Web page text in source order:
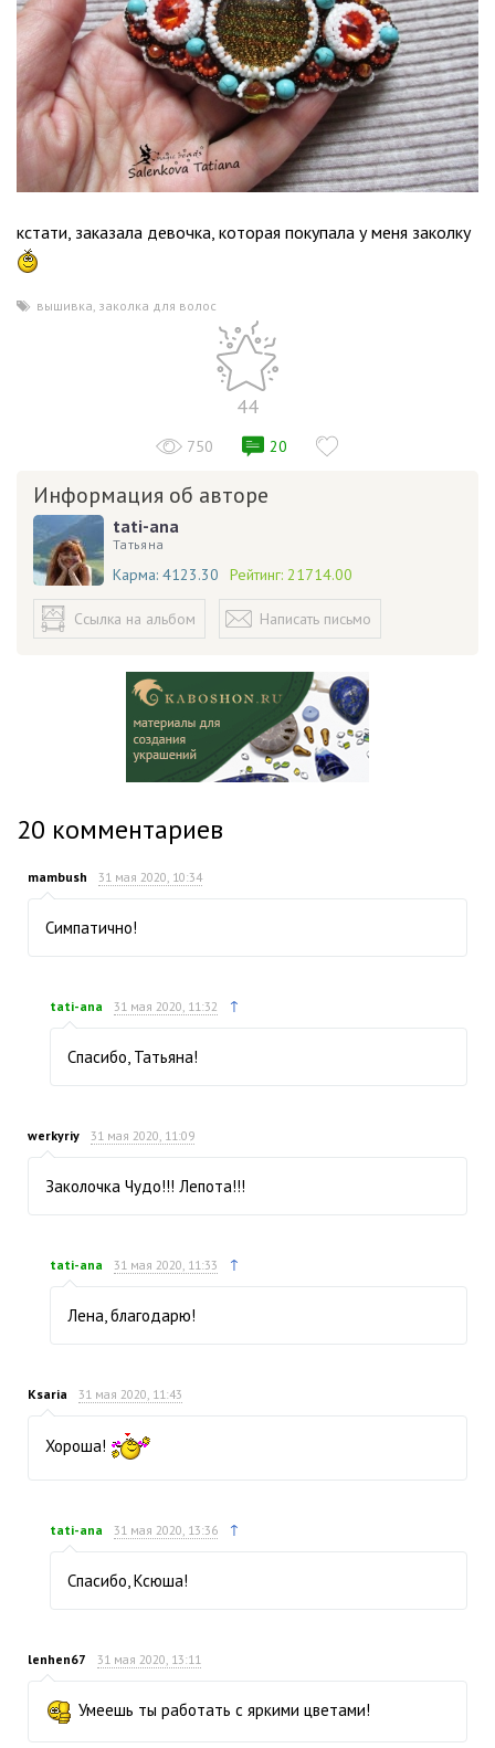
кстати, заказала девочка, которая покупала у меня заколку
вышивка, заколка для волос
44
750 20
Информация об авторе
tati-ana
Татьяна
Карма: 4123.30 Рейтинг: 21714.00
Ссылка на альбом Написать письмо
20 комментариев
mambush 31 мая 2020, 10:34
Симпатично!
tati-ana 31 мая 2020, 11:32 ↑
Спасибо, Татьяна!
werkyriy 31 мая 2020, 11:09
Заколочка Чудо!!! Лепота!!!
tati-ana 31 мая 2020, 11:33 ↑
Лена, благодарю!
Ksaria 31 мая 2020, 11:43
Хороша!
tati-ana 31 мая 2020, 13:36 ↑
Спасибо, Ксюша!
lenhen67 31 мая 2020, 13:11
Умеешь ты работать с яркими цветами!